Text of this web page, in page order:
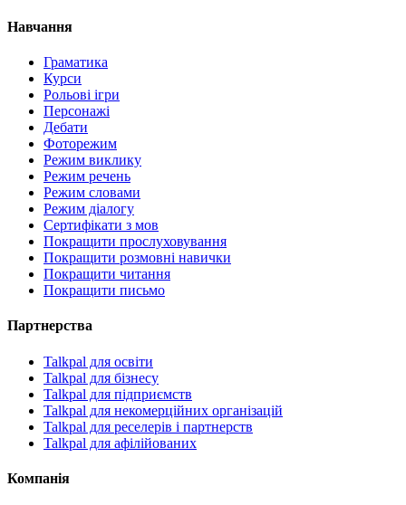
Навчання
Граматика
Курси
Рольові ігри
Персонажі
Дебати
Фоторежим
Режим виклику
Режим речень
Режим словами
Режим діалогу
Сертифікати з мов
Покращити прослуховування
Покращити розмовні навички
Покращити читання
Покращити письмо
Партнерства
Talkpal для освіти
Talkpal для бізнесу
Talkpal для підприємств
Talkpal для некомерційних організацій
Talkpal для реселерів і партнерств
Talkpal для афілійованих
Компанія